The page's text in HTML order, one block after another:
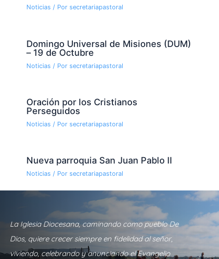
Noticias / Por secretariapastoral
Domingo Universal de Misiones (DUM)
– 19 de Octubre
Noticias / Por secretariapastoral
Oración por los Cristianos
Perseguidos
Noticias / Por secretariapastoral
Nueva parroquia San Juan Pablo II
Noticias / Por secretariapastoral
La Iglesia Diocesana, caminando como pueblo De
Dios, quiere crecer siempre en fidelidad al señor,
viviendo, celebrando y anunciando el Evangelio